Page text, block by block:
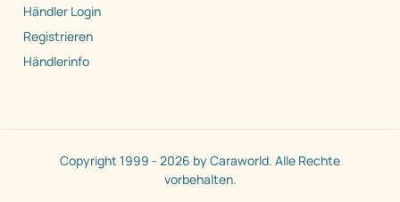
Händler Login
Registrieren
Händlerinfo
Copyright 1999 - 2026 by Caraworld. Alle Rechte
vorbehalten.